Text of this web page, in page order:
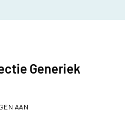
Generiek
AAN